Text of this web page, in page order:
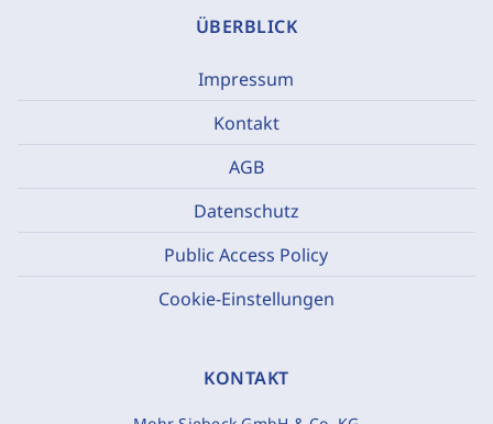
ÜBERBLICK
Impressum
Kontakt
AGB
Datenschutz
Public Access Policy
Cookie-Einstellungen
KONTAKT